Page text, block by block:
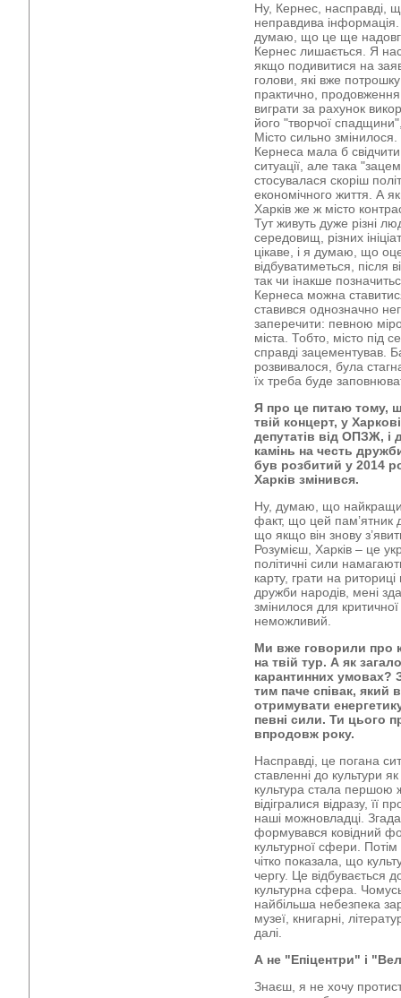
Ну, Кернес, насправді,
неправдива
думаю, що це ще
Кернес лишається. Я
якщо подивитися на
голови, які вже
практично,
виграти за рахунок
його "творчої
Місто сильно
Кернеса мала б
ситуації, але така
стосувалася скоріш
економічного життя. А
Харків же ж місто
Тут живуть дуже різні
середовищ, різних
цікаве, і я думаю, що
відбуватиметься, після
так чи інакше
Кернеса можна
ставився однозначно
заперечити: певною
міста. Тобто, місто під
справді зацементував.
розвивалося, була
їх треба буде
Я про це питаю тому,
твій концерт, у
депутатів від ОПЗЖ, і
камінь на честь
був розбитий у 2014
Харків змінився.
Ну, думаю, що
факт, що цей пам’ятник
що якщо він знову
Розумієш, Харків – це
політичні сили
карту, грати на
дружби народів, мені
змінилося для
неможливий.
Ми вже говорили про
на твій тур. А як
карантинних умовах?
тим паче співак, який
отримувати
певні сили. Ти цього
впродовж року.
Насправді, це погана
ставленні до культури
культура стала першою
відігралися відразу, її
наші можновладці.
формувався ковідний
культурної сфери.
чітко показала, що
чергу. Це відбувається
культурна сфера.
найбільша небезпека
музеї, книгарні,
далі.
А не "Епіцентри" і
Знаєш, я не хочу